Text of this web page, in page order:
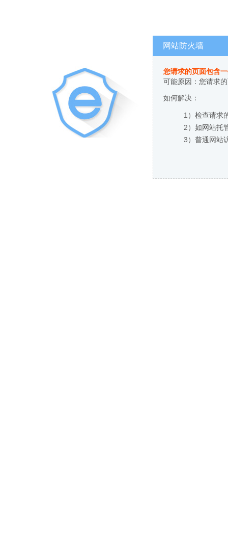
网站防火墙
您请求的页面包含
可能原因：您请求
如何解决：
1）检查请求
2）如网站托
3）普通网站